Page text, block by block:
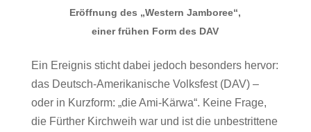
Eröffnung des „Western Jamboree“,
einer frühen Form des DAV
Ein Ereignis sticht dabei jedoch besonders hervor:
das Deutsch-Amerikanische Volksfest (DAV) –
oder in Kurzform: „die Ami-Kärwa“. Keine Frage,
die Fürther Kirchweih war und ist die unbestrittene